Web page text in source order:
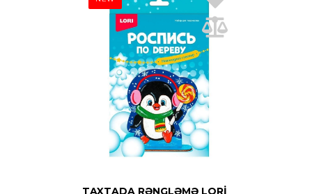
TAXTADA RƏNGLƏMƏ LORİ